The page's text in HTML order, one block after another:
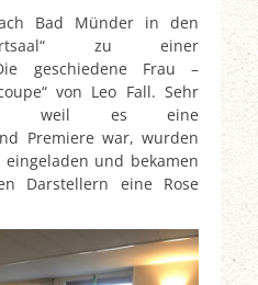
Bad Münder in den
zu einer
geschiedene Frau –
von Leo Fall. Sehr
weil es eine
Premiere war, wurden
und bekamen
Darstellern eine Rose